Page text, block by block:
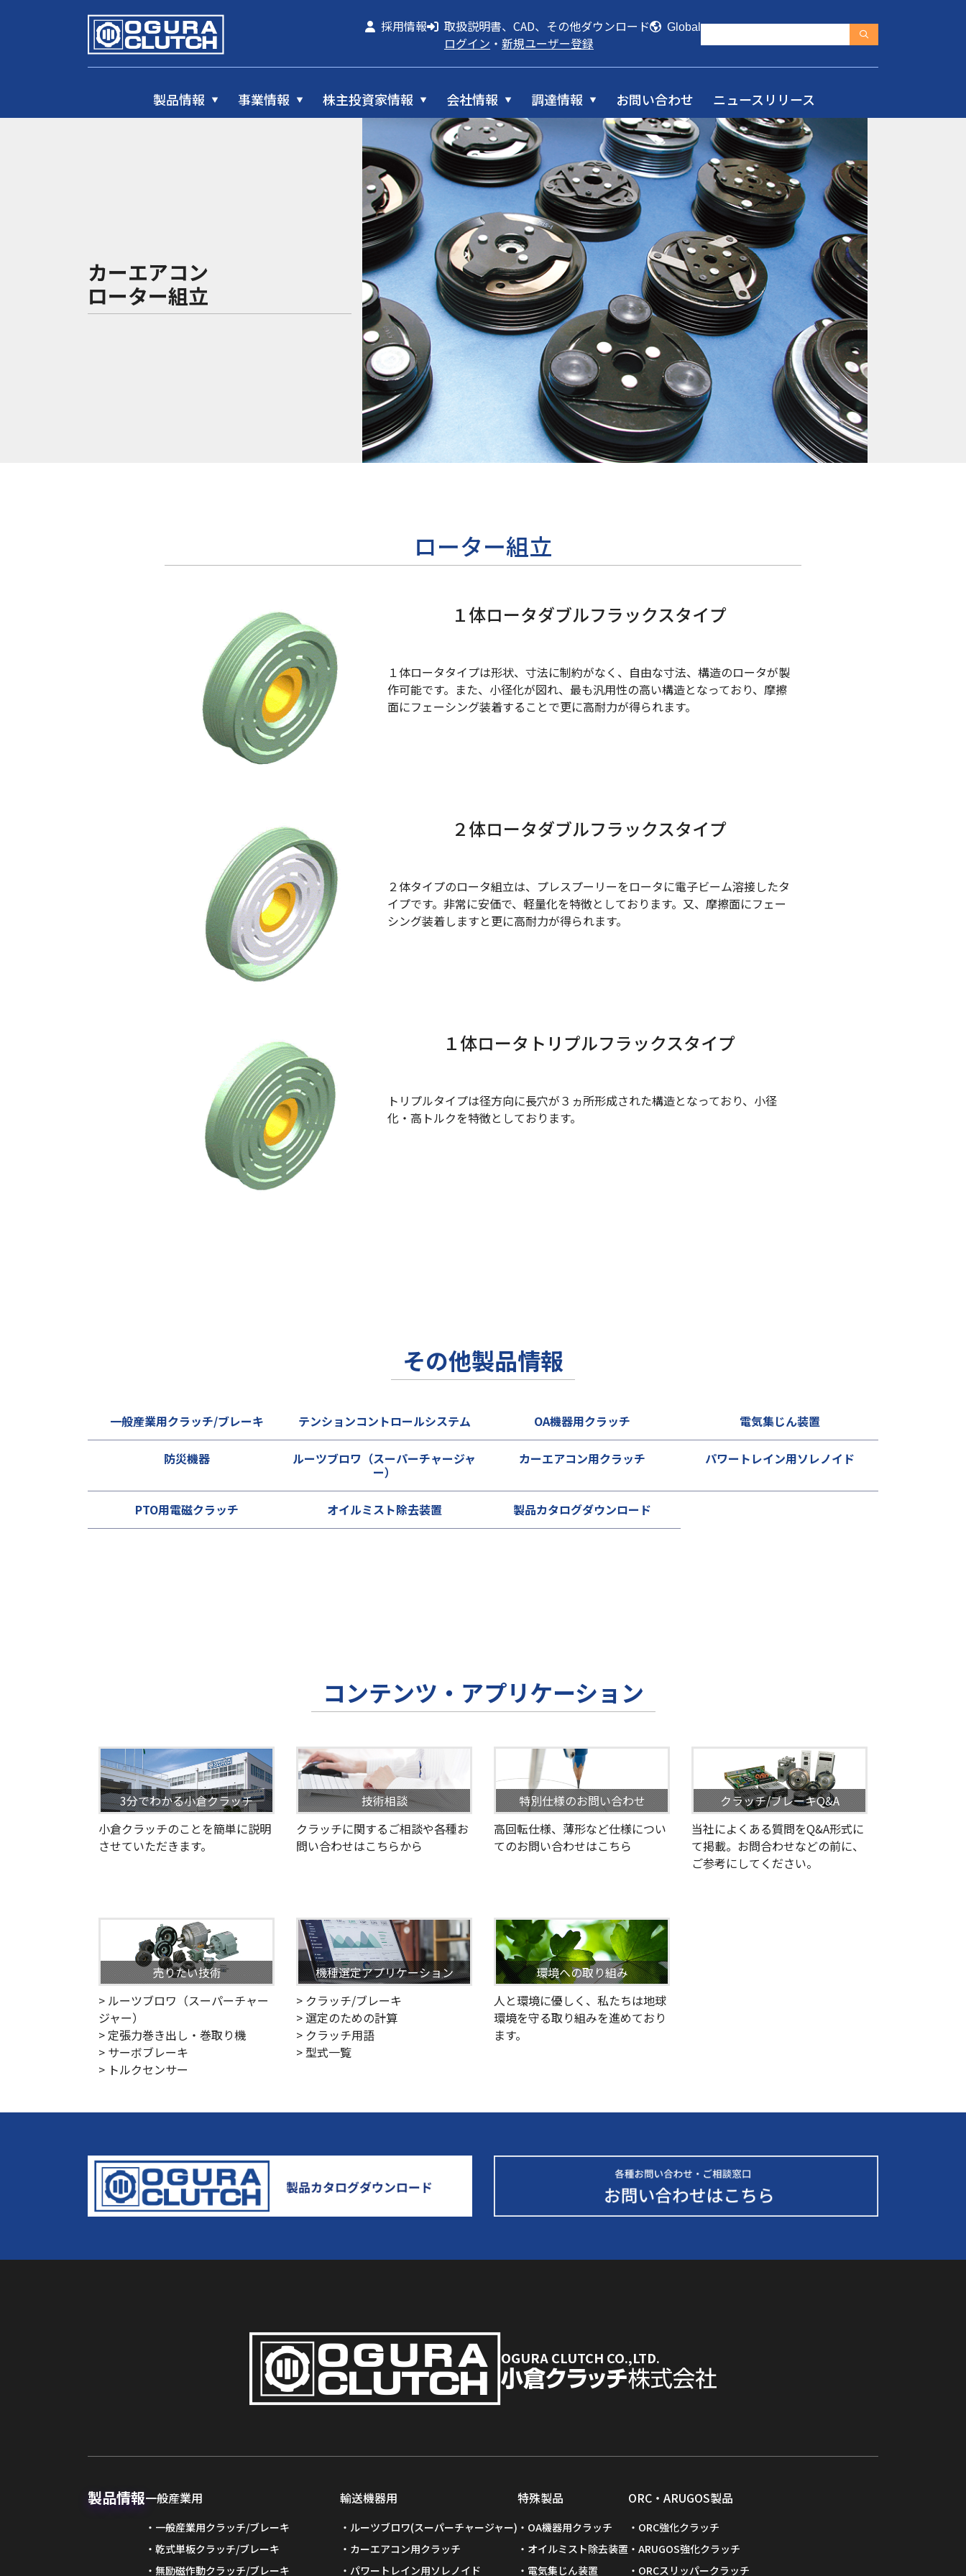
採用情報
取扱説明書、CAD、その他ダウンロード
ログイン ・ 新規ユーザー登録
Global
製品情報 事業情報 株主投資家情報 会社情報 調達情報 お問い合わせ ニュースリリース
カーエアコン
ローター組立
ローター組立
１体ロータダブルフラックスタイプ
１体ロータタイプは形状、寸法に制約がなく、自由な寸法、構造のロータが製
作可能です。また、小径化が図れ、最も汎用性の高い構造となっており、摩擦
面にフェーシング装着することで更に高耐力が得られます。
２体ロータダブルフラックスタイプ
２体タイプのロータ組立は、プレスプーリーをロータに電子ビーム溶接したタ
イプです。非常に安価で、軽量化を特徴としております。又、摩擦面にフェー
シング装着しますと更に高耐力が得られます。
１体ロータトリプルフラックスタイプ
トリプルタイプは径方向に長穴が３ヵ所形成された構造となっており、小径
化・高トルクを特徴としております。
その他製品情報
一般産業用クラッチ/ブレーキ テンションコントロールシステム OA機器用クラッチ 電気集じん装置
防災機器 ルーツブロワ（スーパーチャージャ
ー）
カーエアコン用クラッチ パワートレイン用ソレノイド
PTO用電磁クラッチ オイルミスト除去装置 製品カタログダウンロード
コンテンツ・アプリケーション
3分でわかる小倉クラッチ
小倉クラッチのことを簡単に説明
させていただきます。
技術相談
クラッチに関するご相談や各種お
問い合わせはこちらから
特別仕様のお問い合わせ
高回転仕様、薄形など仕様につい
てのお問い合わせはこちら
クラッチ/ブレーキQ&A
当社によくある質問をQ&A形式に
て掲載。お問合わせなどの前に、
ご参考にしてください。
売りたい技術
> ルーツブロワ（スーパーチャー
ジャー）
> 定張力巻き出し・巻取り機
> サーボブレーキ
> トルクセンサー
機種選定アプリケーション
> クラッチ/ブレーキ
> 選定のための計算
> クラッチ用語
> 型式一覧
環境への取り組み
人と環境に優しく、私たちは地球
環境を守る取り組みを進めており
ます。
OGURA CLUTCH CO.,LTD.
製品情報一般産業用
一般産業用クラッチ/ブレーキ
乾式単板クラッチ/ブレーキ
無励磁作動クラッチ/ブレーキ
輸送機器用
ルーツブロワ(スーパーチャージャー)
カーエアコン用クラッチ
パワートレイン用ソレノイド
特殊製品
OA機器用クラッチ
オイルミスト除去装置
電気集じん装置
ORC・ARUGOS製品
ORC強化クラッチ
ARUGOS強化クラッチ
ORCスリッパークラッチ